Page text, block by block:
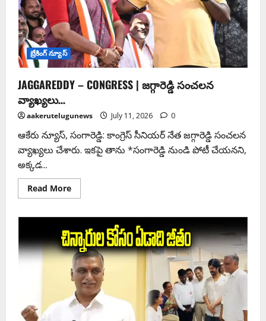
బ్రేకింగ్ న్యూస్
JAGGAREDDY – CONGRESS | జగ్గారెడ్డి సంచలన
వ్యాఖ్యలు…
aakerutelugunews July 11, 2026 0
ఆకేరు న్యూస్, సంగారెడ్డి: కాంగ్రెస్ సీనియర్ నేత జగ్గారెడ్డి సంచలన
వ్యాఖ్యలు చేశారు. ఇకపై తాను *సంగారెడ్డి నుండి పోటీ చేయనని,
అక్కడ...
Read More